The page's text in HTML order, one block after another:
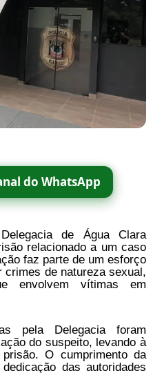
do WhatsApp
de Água Clara
relacionado a um caso
faz parte de um esforço
crimes de natureza sexual,
envolvem vítimas em
pela Delegacia foram
do suspeito, levando à
O cumprimento da
das autoridades